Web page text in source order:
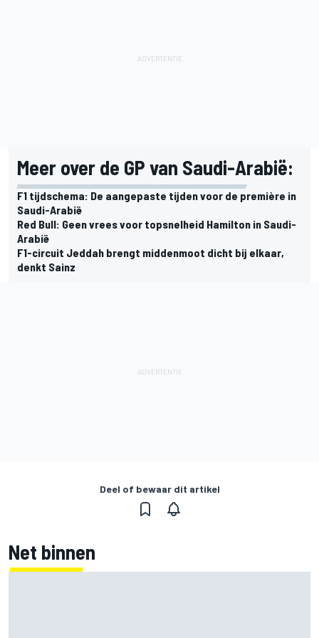
Meer over de GP van Saudi-Arabië:
F1 tijdschema: De aangepaste tijden voor de première in
Saudi-Arabië
Red Bull: Geen vrees voor topsnelheid Hamilton in Saudi-
Arabië
F1-circuit Jeddah brengt middenmoot dicht bij elkaar,
denkt Sainz
Deel of bewaar dit artikel
Net binnen